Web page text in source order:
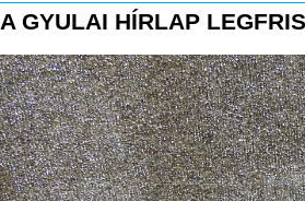
A GYULAI HÍRLAP